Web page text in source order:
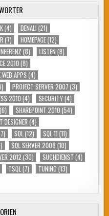
(4) DENALI (21)
(7) HOMEPAGE(12)
(8) LISTEN (8)
2010(8)
WEB APPS(4)
PROJECT SERVER 2007 (3)
2010 (4) SECURITY(4)
(6) SHAREPOINT 2010 (54)
DESIGNER(4)
SQL (12) SQL 11 (11)
SQL SERVER 2008 (10)
2012(30) SUCHDIENST (4)
TSQL (7) TUNING (13)